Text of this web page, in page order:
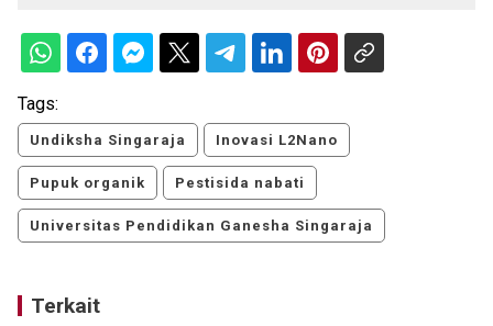
Tags:
Undiksha Singaraja Inovasi L2Nano
Pupuk organik Pestisida nabati
Universitas Pendidikan Ganesha Singaraja
Terkait